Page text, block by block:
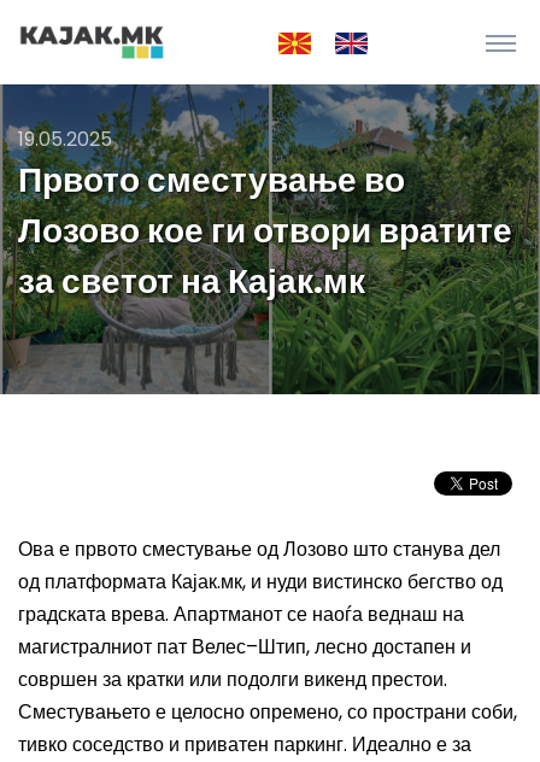
19.05.2025
Првото сместување во
Лозово кое ги отвори вратите
за светот на Кајак.мк
Ова е првото сместување од Лозово што станува дел
од платформата Кајак.мк, и нуди вистинско бегство од
градската врева. Апартманот се наоѓа веднаш на
магистралниот пат Велес–Штип, лесно достапен и
совршен за кратки или подолги викенд престои.
Сместувањето е целосно опремено, со пространи соби,
тивко соседство и приватен паркинг. Идеално е за